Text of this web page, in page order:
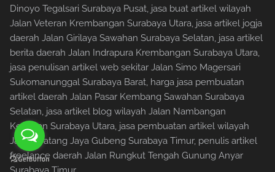
Dinoyo Tegalsari Surabaya Pusat, jasa buat artikel wilayah
Jalan Veteran Krembangan Surabaya Utara, jasa artikel jogja
daerah Jalan Girilaya Sawahan Surabaya Selatan, jasa artikel
berita daerah Jalan Indrapura Krembangan Surabaya Utara,
jasa penulisan artikel web sekitar Jalan Simo Magersari
Sukomanunggal Surabaya Barat, harga jasa pembuatan
artikel daerah Jalan Pasar Kembang Sawahan Surabaya
Selatan, jasa artikel blog wilayah Jalan Nambangan
Kenjeran Surabaya Utara, jasa pembuatan artikel wilayah
Jalan Bratang Jaya Gubeng Surabaya Timur, penulis artikel
freelance daerah Jalan Rungkut Tengah Gunung Anyar